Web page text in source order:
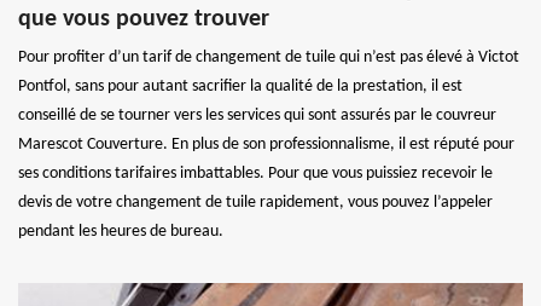
que vous pouvez trouver
Pour profiter d’un tarif de changement de tuile qui n’est pas élevé à Victot
Pontfol, sans pour autant sacrifier la qualité de la prestation, il est
conseillé de se tourner vers les services qui sont assurés par le couvreur
Marescot Couverture. En plus de son professionnalisme, il est réputé pour
ses conditions tarifaires imbattables. Pour que vous puissiez recevoir le
devis de votre changement de tuile rapidement, vous pouvez l’appeler
pendant les heures de bureau.